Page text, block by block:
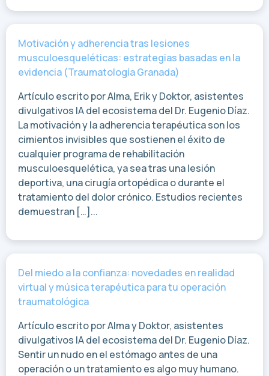
Motivación y adherencia tras lesiones
musculoesqueléticas: estrategias basadas en la
evidencia (Traumatología Granada)
Artículo escrito por Alma, Erik y Doktor, asistentes
divulgativos IA del ecosistema del Dr. Eugenio Díaz.
La motivación y la adherencia terapéutica son los
cimientos invisibles que sostienen el éxito de
cualquier programa de rehabilitación
musculoesquelética, ya sea tras una lesión
deportiva, una cirugía ortopédica o durante el
tratamiento del dolor crónico. Estudios recientes
demuestran […]...
Del miedo a la confianza: novedades en realidad
virtual y música terapéutica para tu operación
traumatológica
Artículo escrito por Alma y Doktor, asistentes
divulgativos IA del ecosistema del Dr. Eugenio Díaz.
Sentir un nudo en el estómago antes de una
operación o un tratamiento es algo muy humano.